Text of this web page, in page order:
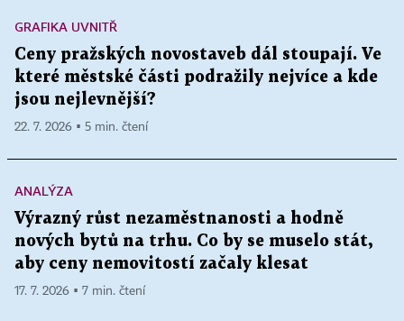
GRAFIKA UVNITŘ
Ceny pražských novostaveb dál stoupají. Ve
které městské části podražily nejvíce a kde
jsou nejlevnější?
22. 7. 2026 ▪ 5 min. čtení
ANALÝZA
Výrazný růst nezaměstnanosti a hodně
nových bytů na trhu. Co by se muselo stát,
aby ceny nemovitostí začaly klesat
17. 7. 2026 ▪ 7 min. čtení